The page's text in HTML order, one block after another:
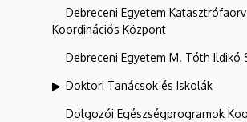
Debreceni Egyetem
Koordinációs Központ
Debreceni Egyetem M. Tóth Ildikó
Doktori Tanácsok és Iskolák
Dolgozói Egészségprogramok